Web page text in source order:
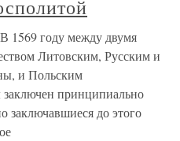
1569 году между двумя
Литовским, Русским и
и Польским
заключен принципиально
заключавшиеся до этого